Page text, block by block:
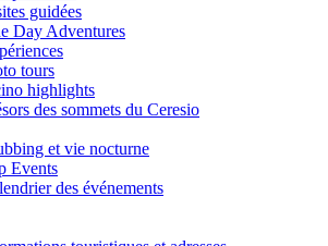
guidées
Day Adventures
tours
highlights
des sommets du Ceresio
et vie nocturne
Events
des événements